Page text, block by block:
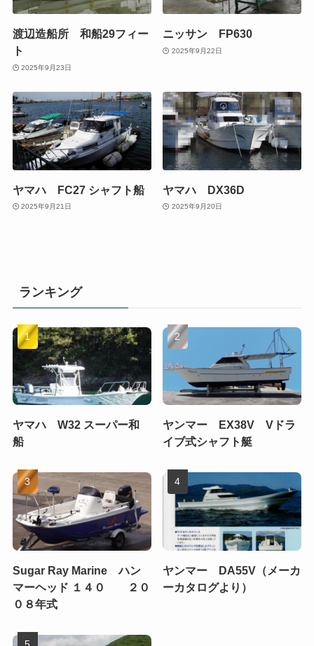
渡辺造船所 和船29フィー
ト
2025年9月23日
ニッサン FP630
2025年9月22日
ヤマハ FC27 シャフト船
2025年9月21日
ヤマハ DX36D
2025年9月20日
ランキング
ヤマハ W32 スーパー和
船
ヤンマー EX38V Vドラ
イブ式シャフト艇
Sugar Ray Marine ハン
マーヘッド １４０ ２０
０８年式
ヤンマー DA55V（メーカ
ーカタログより）